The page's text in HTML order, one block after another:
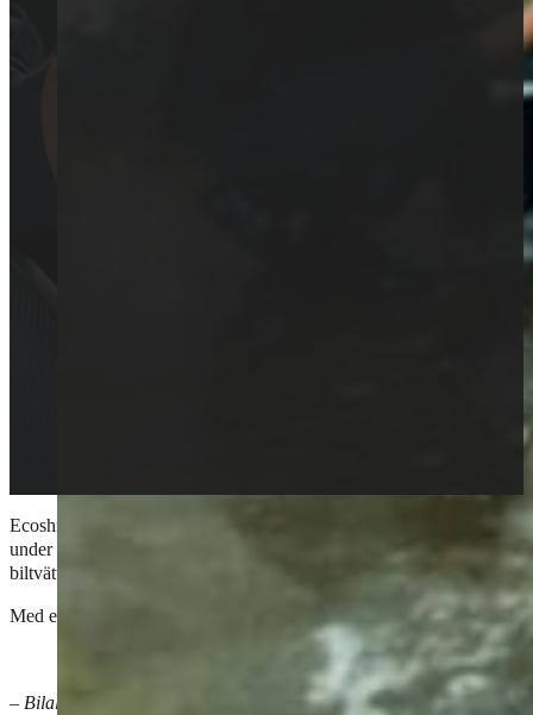
Ecoshine fortsätter sin expansion och öppnar nu sin första
under 2025 och den 42:a anläggningen i Sverige. Ecoshine
biltvättstjänster över hela landet, men framförallt ett viktigt steg för
Med ett starkt fokus på kvalitet använder anläggningen i största
“Intresset för våra tjänster växer stadigt, och vi ser fram emot
– Bilal Chentouf, VD på Ecoshine.